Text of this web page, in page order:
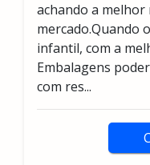
achando a melhor
mercado.Quando
infantil, com a
Embalagens
com res...